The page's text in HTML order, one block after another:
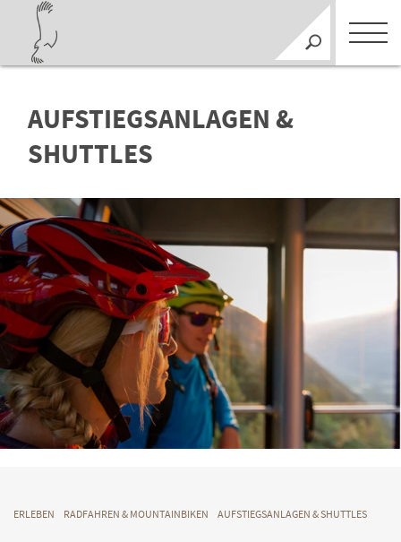
AUFSTIEGSANLAGEN &
SHUTTLES
ERLEBEN RADFAHREN & MOUNTAINBIKEN AUFSTIEGSANLAGEN & SHUTTLES